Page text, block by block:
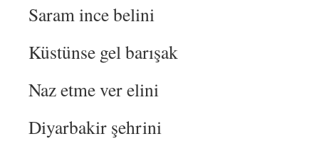
Saram ince belini
Küstünse gel barışak
Naz etme ver elini
Diyarbakir şehrini